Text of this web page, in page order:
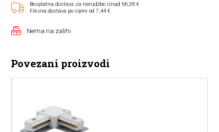
Besplatna dostava za narudžbe iznad 66,36 €
Fiksna dostava po cijeni od 7,44 €
Nema na zalihi
Povezani proizvodi